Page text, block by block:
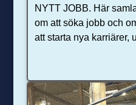
NYTT JOBB. Här
om att söka jobb och
att starta nya karriärer,